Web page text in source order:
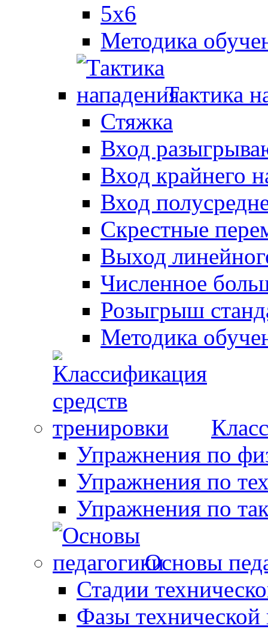
5x6
Методика
Тактика
Стяжка
Вход
Вход крайнего
Вход
Скрестные
Выход
Численное
Розыгрыш
Методика
Упражнения по
Упражнения по
Упражнения по
Основы
Стадии
Фазы технической